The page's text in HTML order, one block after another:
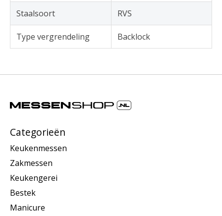
Staalsoort RVS
Type vergrendeling Backlock
Categorieën
Keukenmessen
Zakmessen
Keukengerei
Bestek
Manicure